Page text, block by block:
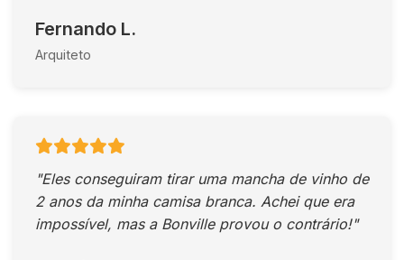
Fernando L.
Arquiteto
"Eles conseguiram tirar uma mancha de vinho de
2 anos da minha camisa branca. Achei que era
impossível, mas a Bonville provou o contrário!"